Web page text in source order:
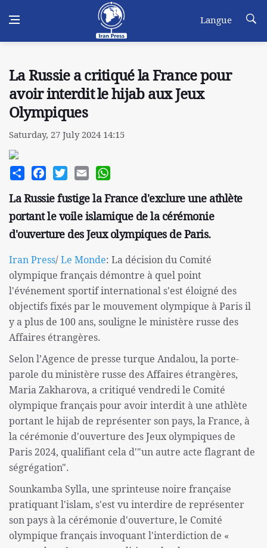
Langue
La Russie a critiqué la France pour
avoir interdit le hijab aux Jeux
Olympiques
Saturday, 27 July 2024 14:15
Share FacebookTwitterEmail
La Russie fustige la France d'exclure une athlète
portant le voile islamique de la cérémonie
d'ouverture des Jeux olympiques de Paris.
Iran Press/Le Monde: La décision du Comité
olympique français démontre à quel point
l'événement sportif international s'est éloigné des
objectifs fixés par le mouvement olympique à Paris il
y a plus de 100 ans, souligne le ministère russe des
Affaires étrangères.
Selon l’Agence de presse turque Andalou, la porte-
parole du ministère russe des Affaires étrangères,
Maria Zakharova, a critiqué vendredi le Comité
olympique français pour avoir interdit à une athlète
portant le hijab de représenter son pays, la France, à
la cérémonie d'ouverture des Jeux olympiques de
Paris 2024, qualifiant cela d'"un autre acte flagrant de
ségrégation".
Sounkamba Sylla, une sprinteuse noire française
pratiquant l'islam, s'est vu interdire de représenter
son pays à la cérémonie d'ouverture, le Comité
olympique français invoquant l'interdiction de «